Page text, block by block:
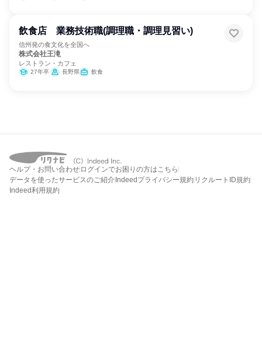
飲食店 業務技術職(調理職・調理見習い)
信州発の食文化を全国へ
株式会社王滝
レストラン・カフェ
27年卒 長野県 飲食
ヘルプ・お問い合わせ ログインでお困りの方はこちら
データを使ったサービスのご紹介 Indeedプライバシー規約 リクルートID規約
Indeed利用規約